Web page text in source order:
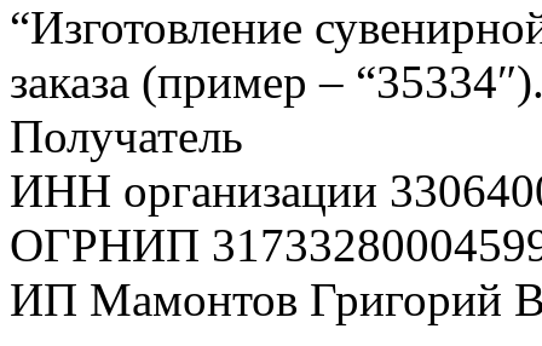
“Изготовление
заказа (пример –
Получатель
ИНН организации
ОГРНИП
ИП Мамонтов Григорий